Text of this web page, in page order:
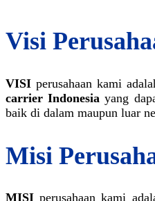
Visi
VISI perusahaan kami
carrier Indonesia yang
baik di dalam maupun luar
Misi
MISI perusahaan kami